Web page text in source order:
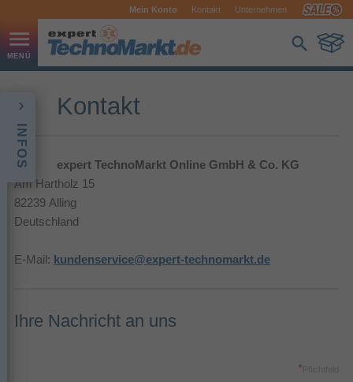
Mein Konto Kontakt Unternehmen
INFOS
Kontakt
expert TechnoMarkt Online GmbH & Co. KG
Am Hartholz 15
82239 Alling
Deutschland
E-Mail: kundenservice@expert-technomarkt.de
Ihre Nachricht an uns
*